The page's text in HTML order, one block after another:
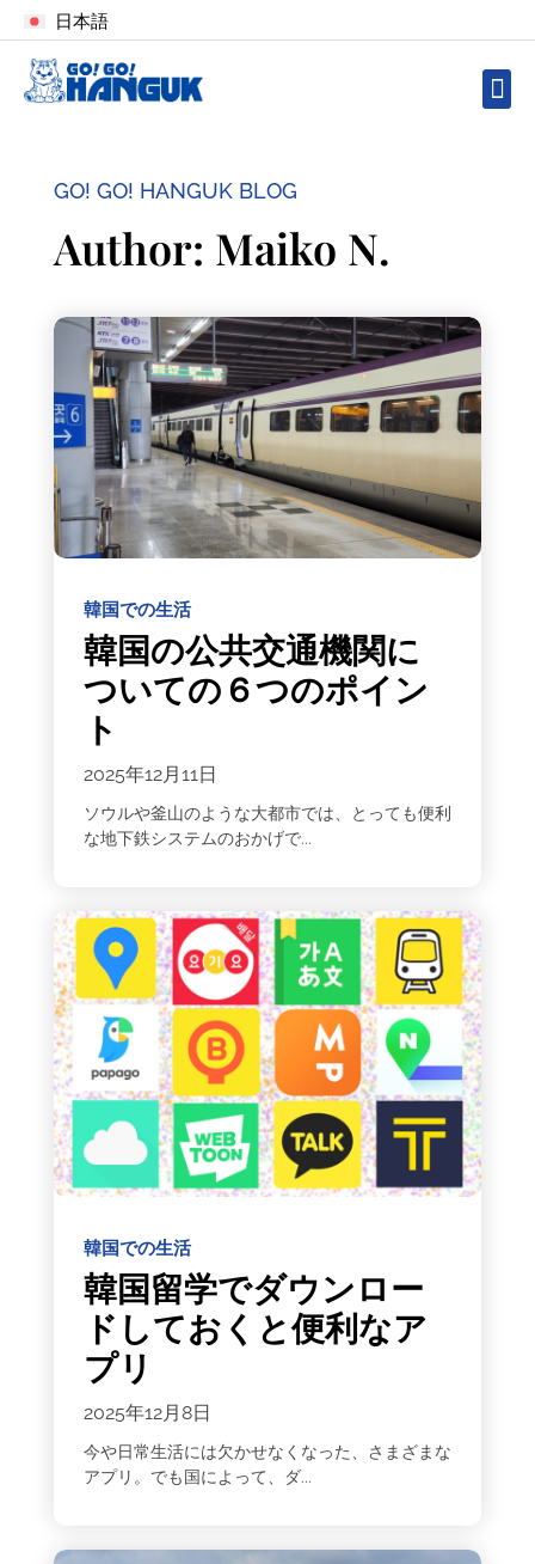
日本語
GO! GO! HANGUK BLOG
Author: Maiko N.
韓国での生活
韓国の公共交通機関に
ついての６つのポイン
ト
2025年12月11日
ソウルや釜山のような大都市では、とっても便利
な地下鉄システムのおかげで...
韓国での生活
韓国留学でダウンロー
ドしておくと便利なア
プリ
2025年12月8日
今や日常生活には欠かせなくなった、さまざまな
アプリ。でも国によって、ダ...